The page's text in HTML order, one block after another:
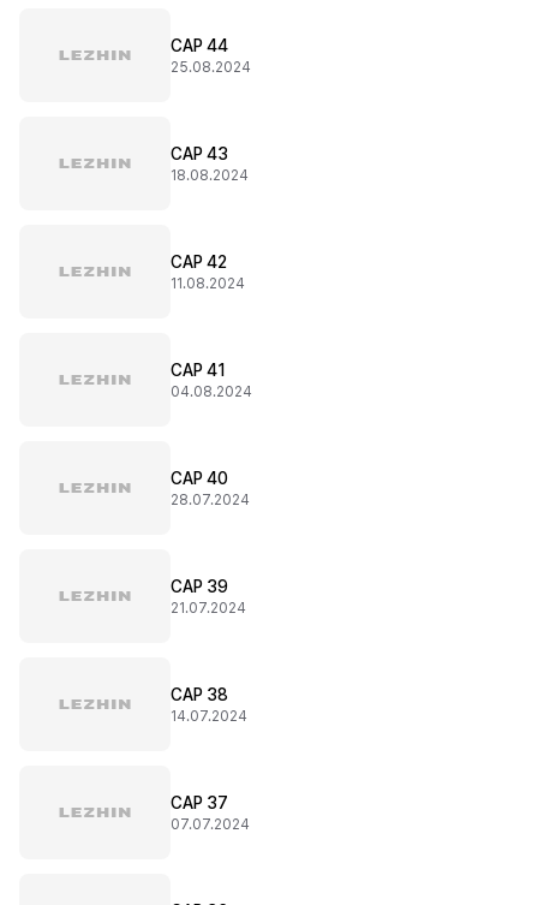
CAP 44
25.08.2024
CAP 43
18.08.2024
CAP 42
11.08.2024
CAP 41
04.08.2024
CAP 40
28.07.2024
CAP 39
21.07.2024
CAP 38
14.07.2024
CAP 37
07.07.2024